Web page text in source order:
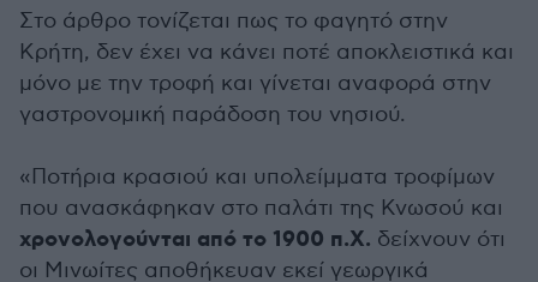
Στο άρθρο τονίζεται πως το φαγητό στην
Κρήτη, δεν έχει να κάνει ποτέ αποκλειστικά και
μόνο με την τροφή και γίνεται αναφορά στην
γαστρονομική παράδοση του νησιού.
«Ποτήρια κρασιού και υπολείμματα τροφίμων
που ανασκάφηκαν στο παλάτι της Κνωσού και
χρονολογούνται από το 1900 π.Χ. δείχνουν ότι
οι Μινωίτες αποθήκευαν εκεί γεωργικά